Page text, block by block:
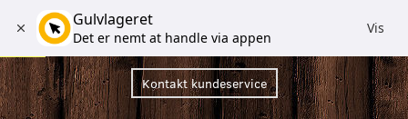
Kontakt kundeservice
Gulvlageret
Det er nemt at handle via appen
Vis